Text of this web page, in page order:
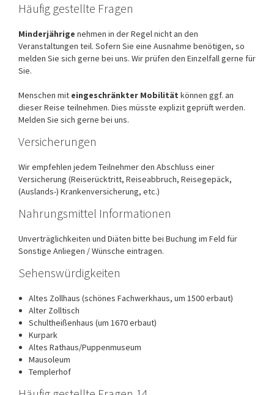
Häufig gestellte Fragen
Minderjährige nehmen in der Regel nicht an den
Veranstaltungen teil. Sofern Sie eine Ausnahme benötigen, so
melden Sie sich gerne bei uns. Wir prüfen den Einzelfall gerne für
Sie.
Menschen mit eingeschränkter Mobilität können ggf. an
dieser Reise teilnehmen. Dies müsste explizit geprüft werden.
Melden Sie sich gerne bei uns.
Versicherungen
Wir empfehlen jedem Teilnehmer den Abschluss einer
Versicherung (Reiserücktritt, Reiseabbruch, Reisegepäck,
(Auslands-) Krankenversicherung, etc.)
Nahrungsmittel Informationen
Unverträglichkeiten und Diäten bitte bei Buchung im Feld für
Sonstige Anliegen / Wünsche eintragen.
Sehenswürdigkeiten
Altes Zollhaus (schönes Fachwerkhaus, um 1500 erbaut)
Alter Zolltisch
Schultheißenhaus (um 1670 erbaut)
Kurpark
Altes Rathaus/Puppenmuseum
Mausoleum
Templerhof